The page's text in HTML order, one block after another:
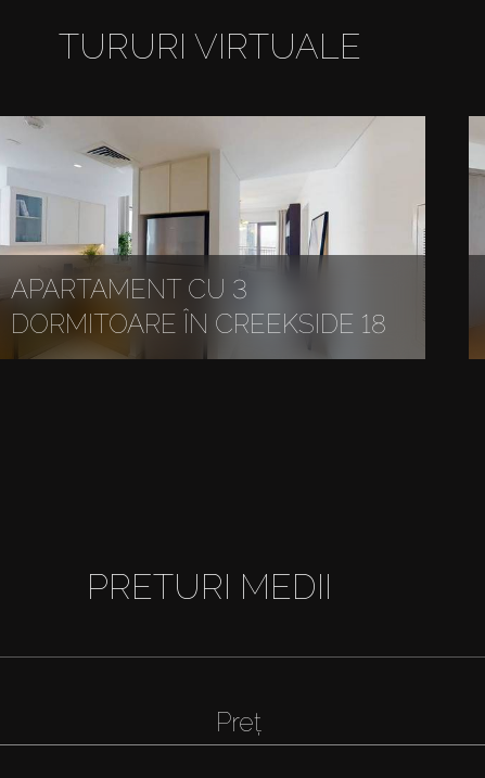
TURURI VIRTUALE
APARTAMENT CU 3
DORMITOARE ÎN CREEKSIDE 18
PRETURI MEDII
Preț